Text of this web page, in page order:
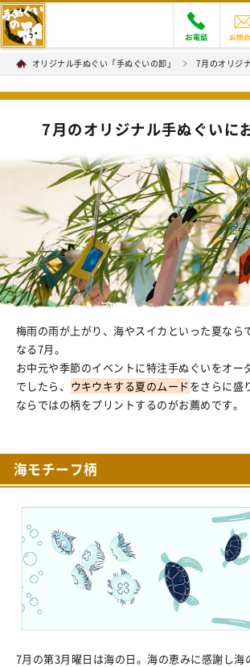
オリジナル手ぬぐい「手ぬぐいの卸」 7月のオリジ
7月のオリジナル手ぬぐいに
梅雨の雨が上がり、海やスイカといった夏なら
なる7月。
お中元や季節のイベントに特注手ぬぐいをオー
でしたら、 ウキウキする夏のムード をさらに盛
ならではの柄をプリントするのがお薦めです。
海モチーフ柄
7月の第3月曜日は海の日。海の恵みに感謝し海